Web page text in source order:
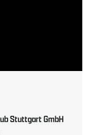
Stuttgart GmbH